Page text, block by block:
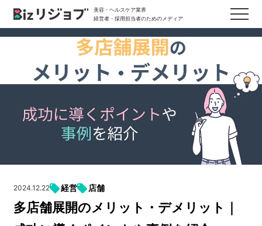
美容・ヘルスケア業界
経営者・採用担当者のためのメディア
2024.12.22 経営 店舗
多店舗展開のメリット・デメリット｜